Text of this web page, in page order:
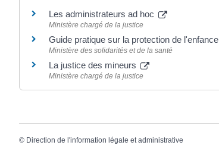
Les administrateurs ad hoc
Ministère chargé de la justice
Guide pratique sur la protection de l'enfance
Ministère des solidarités et de la santé
La justice des mineurs
Ministère chargé de la justice
© Direction de l'information légale et administrative